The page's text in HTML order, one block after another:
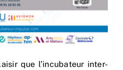
que l’incubateur inter-